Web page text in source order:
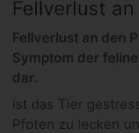
Fellverlust
Fellverlust an den
Symptom der
dar.
Ist das Tier
Pfoten zu lecken